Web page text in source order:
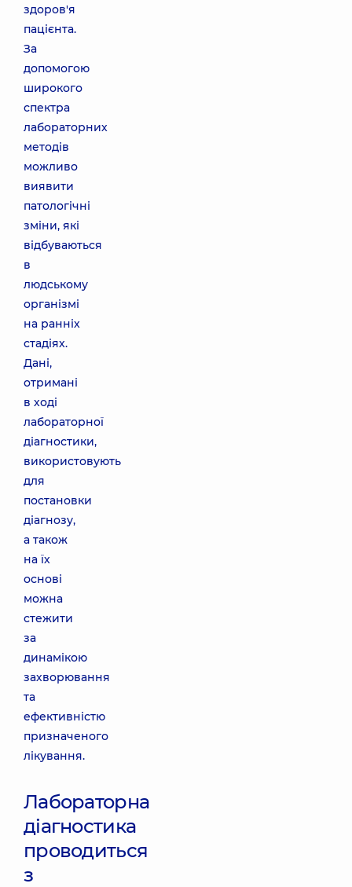
здоров'я
пацієнта.
За
допомогою
широкого
спектра
лабораторних
методів
можливо
виявити
патологічні
зміни, які
відбуваються
в
людському
організмі
на ранніх
стадіях.
Дані,
отримані
в ході
лабораторної
діагностики,
використовують
для
постановки
діагнозу,
а також
на їх
основі
можна
стежити
за
динамікою
захворювання
та
ефективністю
призначеного
лікування.
Лабораторна
діагностика
проводиться
з